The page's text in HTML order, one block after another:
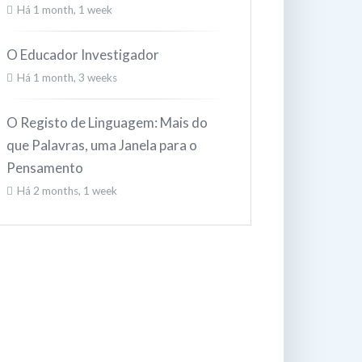
Há 1 month, 1 week
O Educador Investigador
Há 1 month, 3 weeks
O Registo de Linguagem: Mais do
que Palavras, uma Janela para o
Pensamento
Há 2 months, 1 week